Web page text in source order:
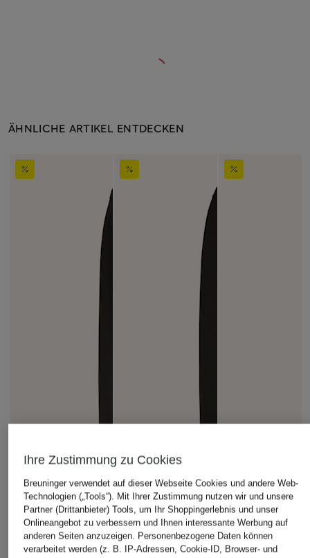
ÄHNLICHE ARTIKEL ENTDECKEN
CAMBIO Marc O'Polo MRS & HUGS
Ihre Zustimmung zu Cookies
Breuninger verwendet auf dieser Webseite Cookies und andere Web-
Technologien („Tools“). Mit Ihrer Zustimmung nutzen wir und unsere
Partner (Drittanbieter) Tools, um Ihr Shoppingerlebnis und unser
Onlineangebot zu verbessern und Ihnen interessante Werbung auf
anderen Seiten anzuzeigen. Personenbezogene Daten können
verarbeitet werden (z. B. IP-Adressen, Cookie-ID, Browser- und